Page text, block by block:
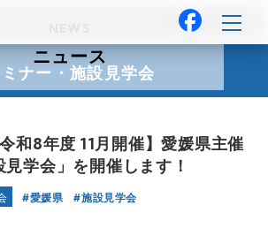
ニュース
ナー・施設見学会
和8年度 11月開催】愛媛県主催
見学会」を開催します！
愛媛県 施設見学会